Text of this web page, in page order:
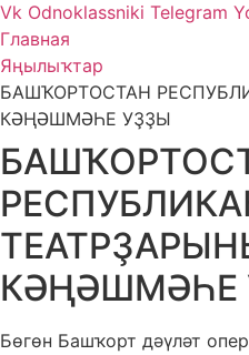
Vk Odnoklassniki Telegram
Главная
Яңылыҡтар
БАШҠОРТОСТАН
КӘҢӘШМӘҺЕ УҘҘЫ
КӘҢӘШМӘҺЕ
Бөгөн Башҡорт дәүләт